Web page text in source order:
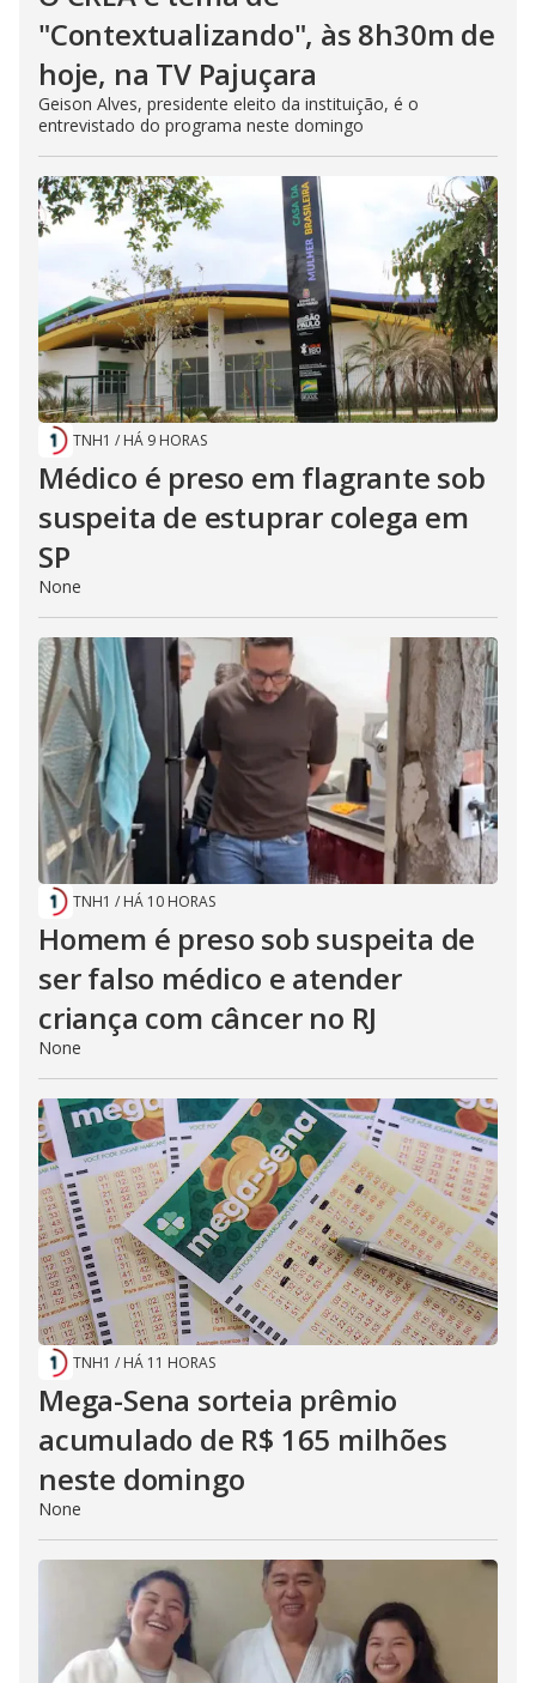
"Contextualizando", às 8h30m de
hoje, na TV Pajuçara
Geison Alves, presidente eleito da instituição, é o
entrevistado do programa neste domingo
TNH1 / HÁ 9 HORAS
Médico é preso em flagrante sob
suspeita de estuprar colega em
SP
None
TNH1 / HÁ 10 HORAS
Homem é preso sob suspeita de
ser falso médico e atender
criança com câncer no RJ
None
TNH1 / HÁ 11 HORAS
Mega-Sena sorteia prêmio
acumulado de R$ 165 milhões
neste domingo
None